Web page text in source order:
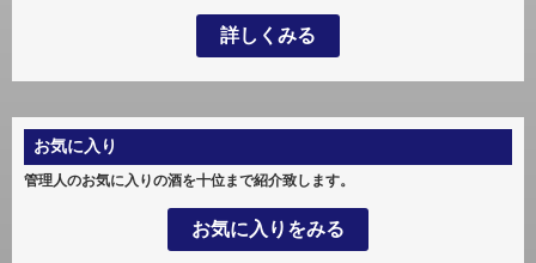
詳しくみる
お気に入り
管理人のお気に入りの酒を十位まで紹介致します。
お気に入りをみる